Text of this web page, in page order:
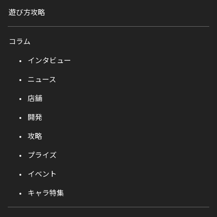
遊び方攻略
コラム
インタビュー
ニュース
店舗
開発
攻略
プライズ
イベント
キャラ特集